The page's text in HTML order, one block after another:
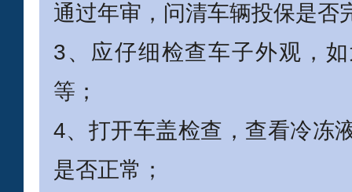
通过年审，问清车辆投保是否
3、应仔细检查车子外观，
等；
4、打开车盖检查，查看冷冻
是否正常；